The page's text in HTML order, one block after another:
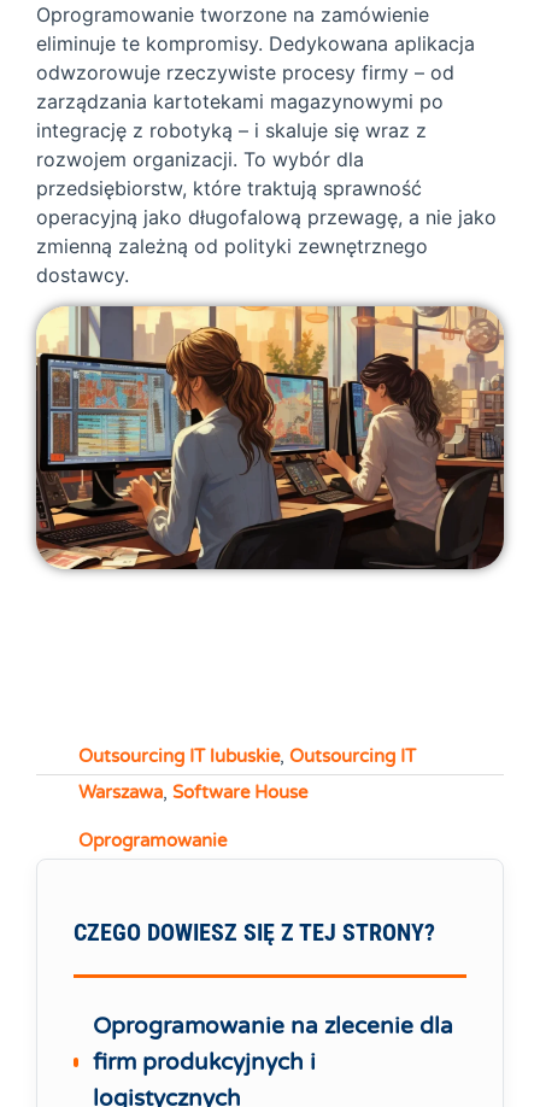
Oprogramowanie tworzone na zamówienie
eliminuje te kompromisy. Dedykowana aplikacja
odwzorowuje rzeczywiste procesy firmy – od
zarządzania kartotekami magazynowymi po
integrację z robotyką – i skaluje się wraz z
rozwojem organizacji. To wybór dla
przedsiębiorstw, które traktują sprawność
operacyjną jako długofalową przewagę, a nie jako
zmienną zależną od polityki zewnętrznego
dostawcy.
Outsourcing IT lubuskie, Outsourcing IT
Warszawa, Software House
Oprogramowanie
CZEGO DOWIESZ SIĘ Z TEJ STRONY?
Oprogramowanie na zlecenie dla
firm produkcyjnych i
logistycznych